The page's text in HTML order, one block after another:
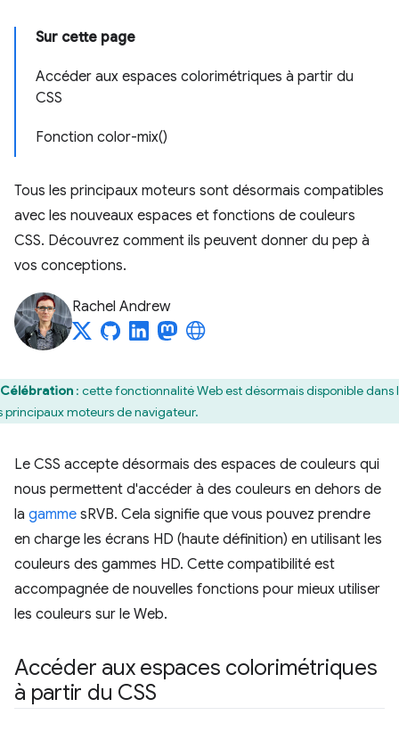
Sur cette page
Accéder aux espaces colorimétriques à partir du
CSS
Fonction color-mix()
Tous les principaux moteurs sont désormais compatibles
avec les nouveaux espaces et fonctions de couleurs
CSS. Découvrez comment ils peuvent donner du pep à
vos conceptions.
Rachel Andrew
Célébration : cette fonctionnalité Web est désormais disponible dans
principaux moteurs de navigateur.
Le CSS accepte désormais des espaces de couleurs qui
nous permettent d'accéder à des couleurs en dehors de
la gamme sRVB. Cela signifie que vous pouvez prendre
en charge les écrans HD (haute définition) en utilisant les
couleurs des gammes HD. Cette compatibilité est
accompagnée de nouvelles fonctions pour mieux utiliser
les couleurs sur le Web.
Accéder aux espaces colorimétriques
à partir du CSS